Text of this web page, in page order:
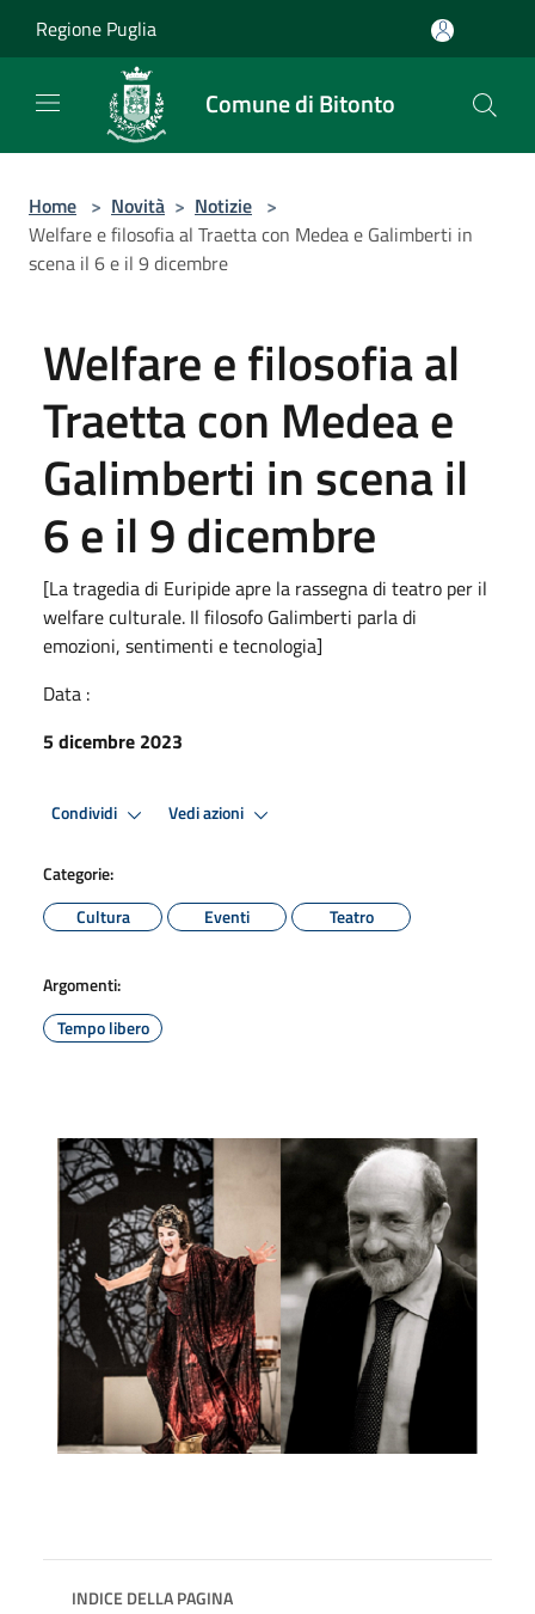
Regione Puglia
Comune di Bitonto
Home > Novità > Notizie >
Welfare e filosofia al Traetta con Medea e Galimberti in
scena il 6 e il 9 dicembre
Welfare e filosofia al
Traetta con Medea e
Galimberti in scena il
6 e il 9 dicembre
[La tragedia di Euripide apre la rassegna di teatro per il
welfare culturale. Il filosofo Galimberti parla di
emozioni, sentimenti e tecnologia]
Data :
5 dicembre 2023
Condividi Vedi azioni
Categorie:
Cultura
Eventi Teatro
Argomenti:
Tempo libero
INDICE DELLA PAGINA